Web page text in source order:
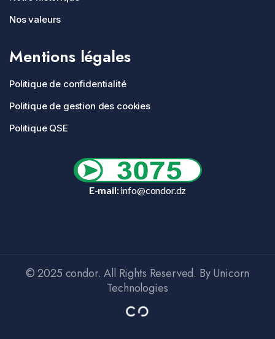
Nos valeurs
Mentions légales
Politique de confidentialité
Politique de gestion des cookies
Politique QSE
E-mail:info@condor.dz
© 2025 condor. All Rights Reserved. By Unicorn
Technologies